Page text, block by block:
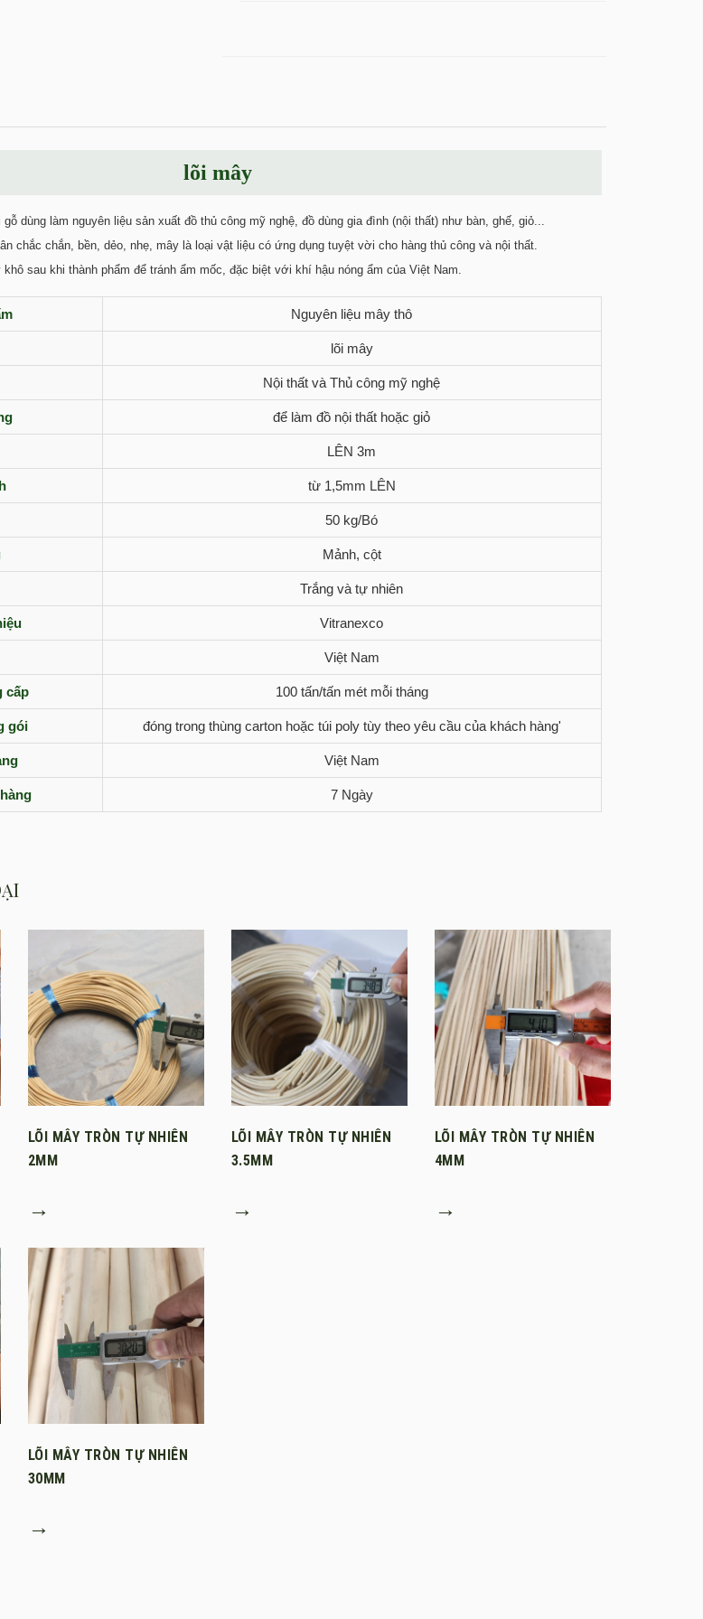
lõi mây
dùng làm nguyên liệu sản xuất đồ thủ công mỹ nghệ, đồ dùng gia đình (nội thất) như bàn, ghế, giỏ...
chắc chắn, bền, dẻo, nhẹ, mây là loại vật liệu có ứng dụng tuyệt vời cho hàng thủ công và nội thất.
sau khi thành phẩm để tránh ẩm mốc, đặc biệt với khí hậu nóng ẩm của Việt Nam.
Nguyên liệu mây thô
lõi mây
Nội thất và Thủ công mỹ nghệ
để làm đồ nội thất hoặc giỏ
LÊN 3m
từ 1,5mm LÊN
50 kg/Bó
Mảnh, cột
Trắng và tự nhiên
Vitranexco
Việt Nam
cấp 100 tấn/tấn mét mỗi tháng
gói đóng trong thùng carton hoặc túi poly tùy theo yêu cầu của khách hàng'
Việt Nam
7 Ngày
LÕI MÂY TRÒN TỰ NHIÊN
2MM
→
LÕI MÂY TRÒN TỰ NHIÊN
3.5MM
→
LÕI MÂY TRÒN TỰ NHIÊN
4MM
→
LÕI MÂY TRÒN TỰ NHIÊN
30MM
→